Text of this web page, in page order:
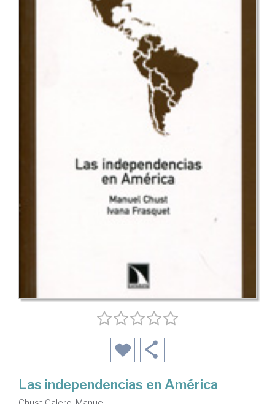
Las independencias en América